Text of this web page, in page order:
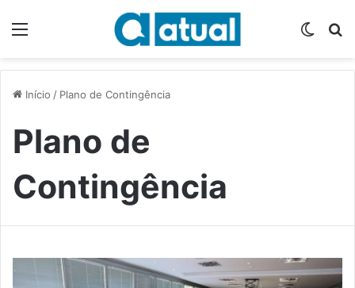
Início / Plano de Contingência
Plano de
Contingência